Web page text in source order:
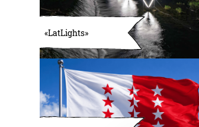
«LatLights»